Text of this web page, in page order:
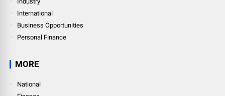
International
Business Opportunities
Personal Finance
MORE
National